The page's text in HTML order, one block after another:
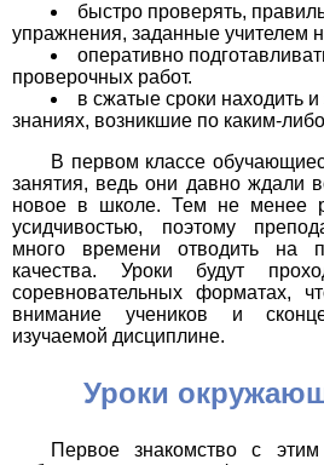
быстро проверять,
упражнения, заданные учителем
оперативно
проверочных работ.
в сжатые сроки находить
знаниях, возникшие по каким-
В первом классе
занятия, ведь они давно ждали
новое в школе. Тем не менее
усидчивостью, поэтому
много времени отводить на
качества. Уроки будут
соревновательных форматах,
внимание учеников и
изучаемой дисциплине.
Уроки
Первое знакомство с